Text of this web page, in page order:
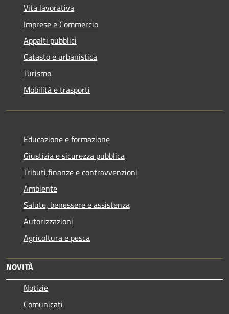
Vita lavorativa
Imprese e Commercio
Appalti pubblici
Catasto e urbanistica
Turismo
Mobilità e trasporti
Educazione e formazione
Giustizia e sicurezza pubblica
Tributi,finanze e contravvenzioni
Ambiente
Salute, benessere e assistenza
Autorizzazioni
Agricoltura e pesca
NOVITÀ
Notizie
Comunicati